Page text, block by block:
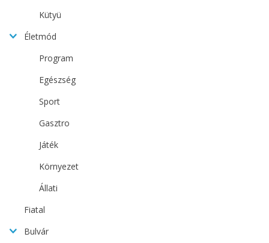
Kütyü
Életmód
Program
Egészség
Sport
Gasztro
Játék
Környezet
Állati
Fiatal
Bulvár